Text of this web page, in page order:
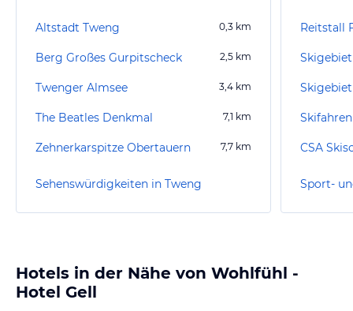
Altstadt Tweng 0,3 km
Berg Großes Gurpitscheck 2,5 km
Twenger Almsee 3,4 km
The Beatles Denkmal 7,1 km
Zehnerkarspitze Obertauern 7,7 km
Sehenswürdigkeiten in Tweng
Reitstall
Skifahren
CSA
Sport-
Hotels in der Nähe von Wohlfühl -
Hotel Gell